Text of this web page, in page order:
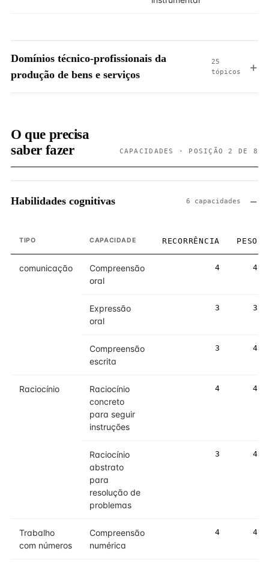
Domínios técnico-profissionais da
produção de bens e serviços
25
tópicos
O que precisa
saber fazer
CAPACIDADES · POSIÇÃO 2 DE 8
Habilidades cognitivas 6 capacidades
TIPO CAPACIDADE RECORRÊNCIA PESO
comunicação
Compreensão
oral
4 4
Expressão
oral
3 3
Compreensão
escrita
3 4
Raciocínio
Raciocínio
concreto
para seguir
instruções
4 4
Raciocínio
abstrato
para
resolução de
problemas
3 4
Trabalho
com números
Compreensão
numérica
4 4